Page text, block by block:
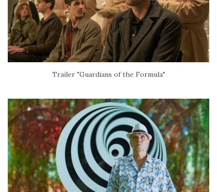
Trailer "Guardians of the Formula"